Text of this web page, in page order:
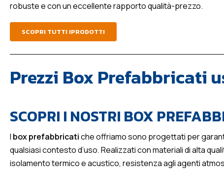
robuste e con un eccellente rapporto qualità-prezzo.
SCOPRI TUTTI IPRODOTTI
Prezzi Box Prefabbricati
SCOPRI I NOSTRI BOX
I box prefabbricatiche offriamo sono progettati per
qualsiasi contesto d’uso. Realizzati con materiali di alta
isolamento termico e acustico, resistenza agli agenti